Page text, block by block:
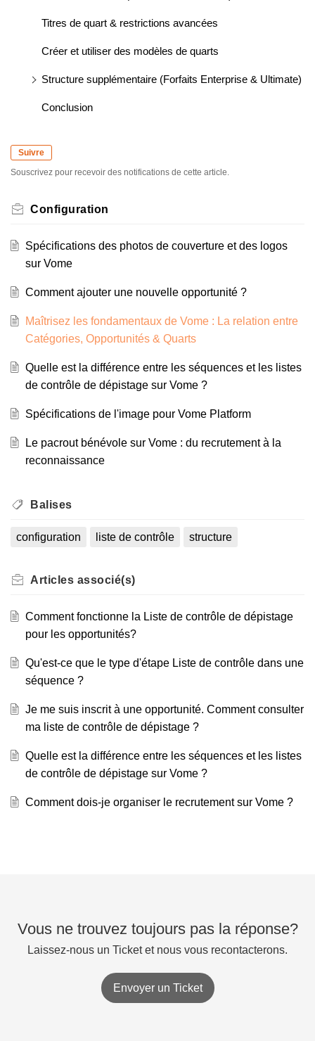
Titres de quart & restrictions avancées
Créer et utiliser des modèles de quarts
Structure supplémentaire (Forfaits Enterprise & Ultimate)
Conclusion
Suivre
Souscrivez pour recevoir des notifications de cette article.
Configuration
Spécifications des photos de couverture et des logos
sur Vome
Comment ajouter une nouvelle opportunité ?
Maîtrisez les fondamentaux de Vome : La relation entre
Catégories, Opportunités & Quarts
Quelle est la différence entre les séquences et les listes
de contrôle de dépistage sur Vome ?
Spécifications de l'image pour Vome Platform
Le pacrout bénévole sur Vome : du recrutement à la
reconnaissance
Balises
configuration liste de contrôle structure
Articles associé(s)
Comment fonctionne la Liste de contrôle de dépistage
pour les opportunités?
Qu'est-ce que le type d'étape Liste de contrôle dans une
séquence ?
Je me suis inscrit à une opportunité. Comment consulter
ma liste de contrôle de dépistage ?
Quelle est la différence entre les séquences et les listes
de contrôle de dépistage sur Vome ?
Comment dois-je organiser le recrutement sur Vome ?
Vous ne trouvez toujours pas la réponse?
Laissez-nous un Ticket et nous vous recontacterons.
Envoyer un Ticket